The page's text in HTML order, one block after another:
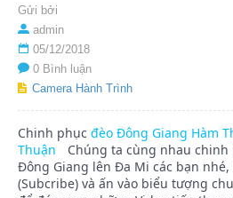
Gửi bởi
admin
05/12/2018
0 Bình luận
Camera Hành Trình
Chinh phục đèo Đông Giang Hàm
Thuận
Chúng ta cùng nhau
Đông Giang lên Đa Mi các bạn
(Subcribe) và ấn vào biểu tượng